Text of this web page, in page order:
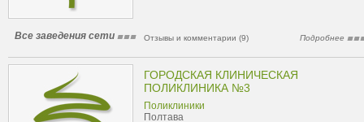
Все заведения сети Отзывы и комментарии (9) Подробнее
ГОРОДСКАЯ КЛИНИЧЕСКАЯ
ПОЛИКЛИНИКА №3
Поликлиники
Полтава